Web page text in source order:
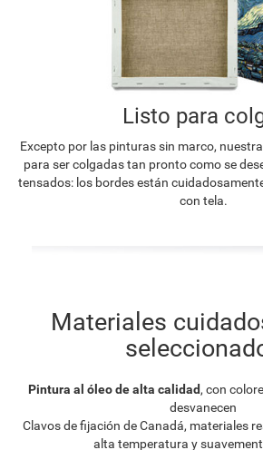
Listo para
Excepto por las pinturas sin marco,
para ser colgadas tan pronto como se
tensados: los bordes están
con tela.
Materiales
Pintura al óleo de alta calidad, con
desvanecen
Clavos de fijación de Canadá, materiales
alta temperatura y